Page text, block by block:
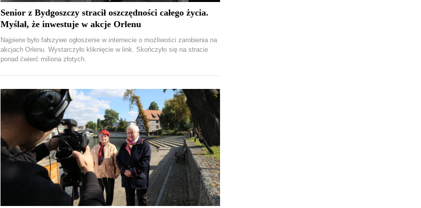
Senior z Bydgoszczy stracił oszczędności całego życia.
Myślał, że inwestuje w akcje Orlenu
Najpierw było fałszywe ogłoszenie w internecie o możliwości zarobienia na
akcjach Orlenu. Wystarczyło kliknięcie w link. Skończyło się na stracie
ponad ćwierć miliona złotych.